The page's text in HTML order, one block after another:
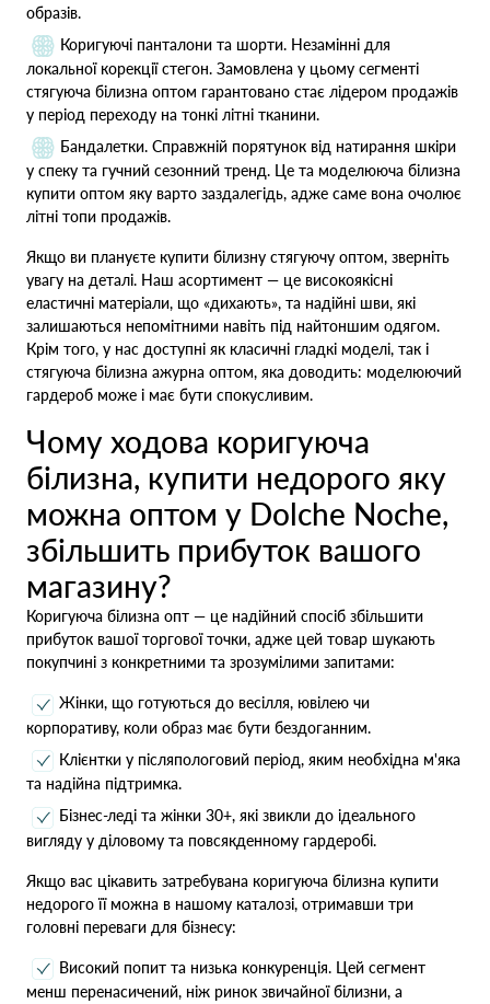
образів.
Коригуючі панталони та шорти. Незамінні для
локальної корекції стегон. Замовлена у цьому сегменті
стягуюча білизна оптом гарантовано стає лідером продажів
у період переходу на тонкі літні тканини.
Бандалетки. Справжній порятунок від натирання шкіри
у спеку та гучний сезонний тренд. Це та моделююча білизна
купити оптом яку варто заздалегідь, адже саме вона очолює
літні топи продажів.
Якщо ви плануєте купити білизну стягуючу оптом, зверніть
увагу на деталі. Наш асортимент — це високоякісні
еластичні матеріали, що «дихають», та надійні шви, які
залишаються непомітними навіть під найтоншим одягом.
Крім того, у нас доступні як класичні гладкі моделі, так і
стягуюча білизна ажурна оптом, яка доводить: моделюючий
гардероб може і має бути спокусливим.
Чому ходова коригуюча
білизна, купити недорого яку
можна оптом у Dolche Noche,
збільшить прибуток вашого
магазину?
Коригуюча білизна опт — це надійний спосіб збільшити
прибуток вашої торгової точки, адже цей товар шукають
покупчині з конкретними та зрозумілими запитами:
Жінки, що готуються до весілля, ювілею чи
корпоративу, коли образ має бути бездоганним.
Клієнтки у післяпологовий період, яким необхідна м'яка
та надійна підтримка.
Бізнес-леді та жінки 30+, які звикли до ідеального
вигляду у діловому та повсякденному гардеробі.
Якщо вас цікавить затребувана коригуюча білизна купити
недорого її можна в нашому каталозі, отримавши три
головні переваги для бізнесу:
Високий попит та низька конкуренція. Цей сегмент
менш перенасичений, ніж ринок звичайної білизни, а